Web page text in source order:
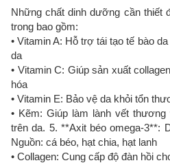
Những chất dinh dưỡng cần thiết
trong bao gồm:
• Vitamin A: Hỗ trợ tái tạo tế bào
da
• Vitamin C: Giúp sản xuất
hóa
• Vitamin E: Bảo vệ da khỏi tổn
• Kẽm: Giúp làm lành vết
trên da. 5. **Axit béo omega-3**:
Nguồn: cá béo, hạt chia, hạt lanh
• Collagen: Cung cấp độ đàn hồi